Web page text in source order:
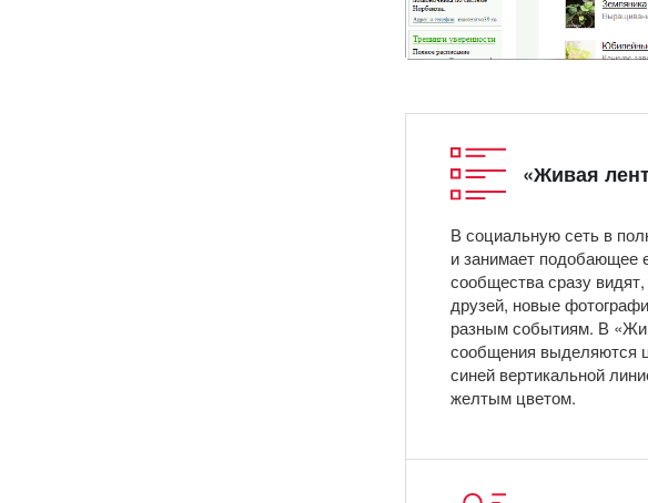
«Живая
В социальную сеть в
и занимает подобающее
сообщества сразу
друзей, новые
разным событиям. В
сообщения выделяются
синей вертикальной
желтым цветом.